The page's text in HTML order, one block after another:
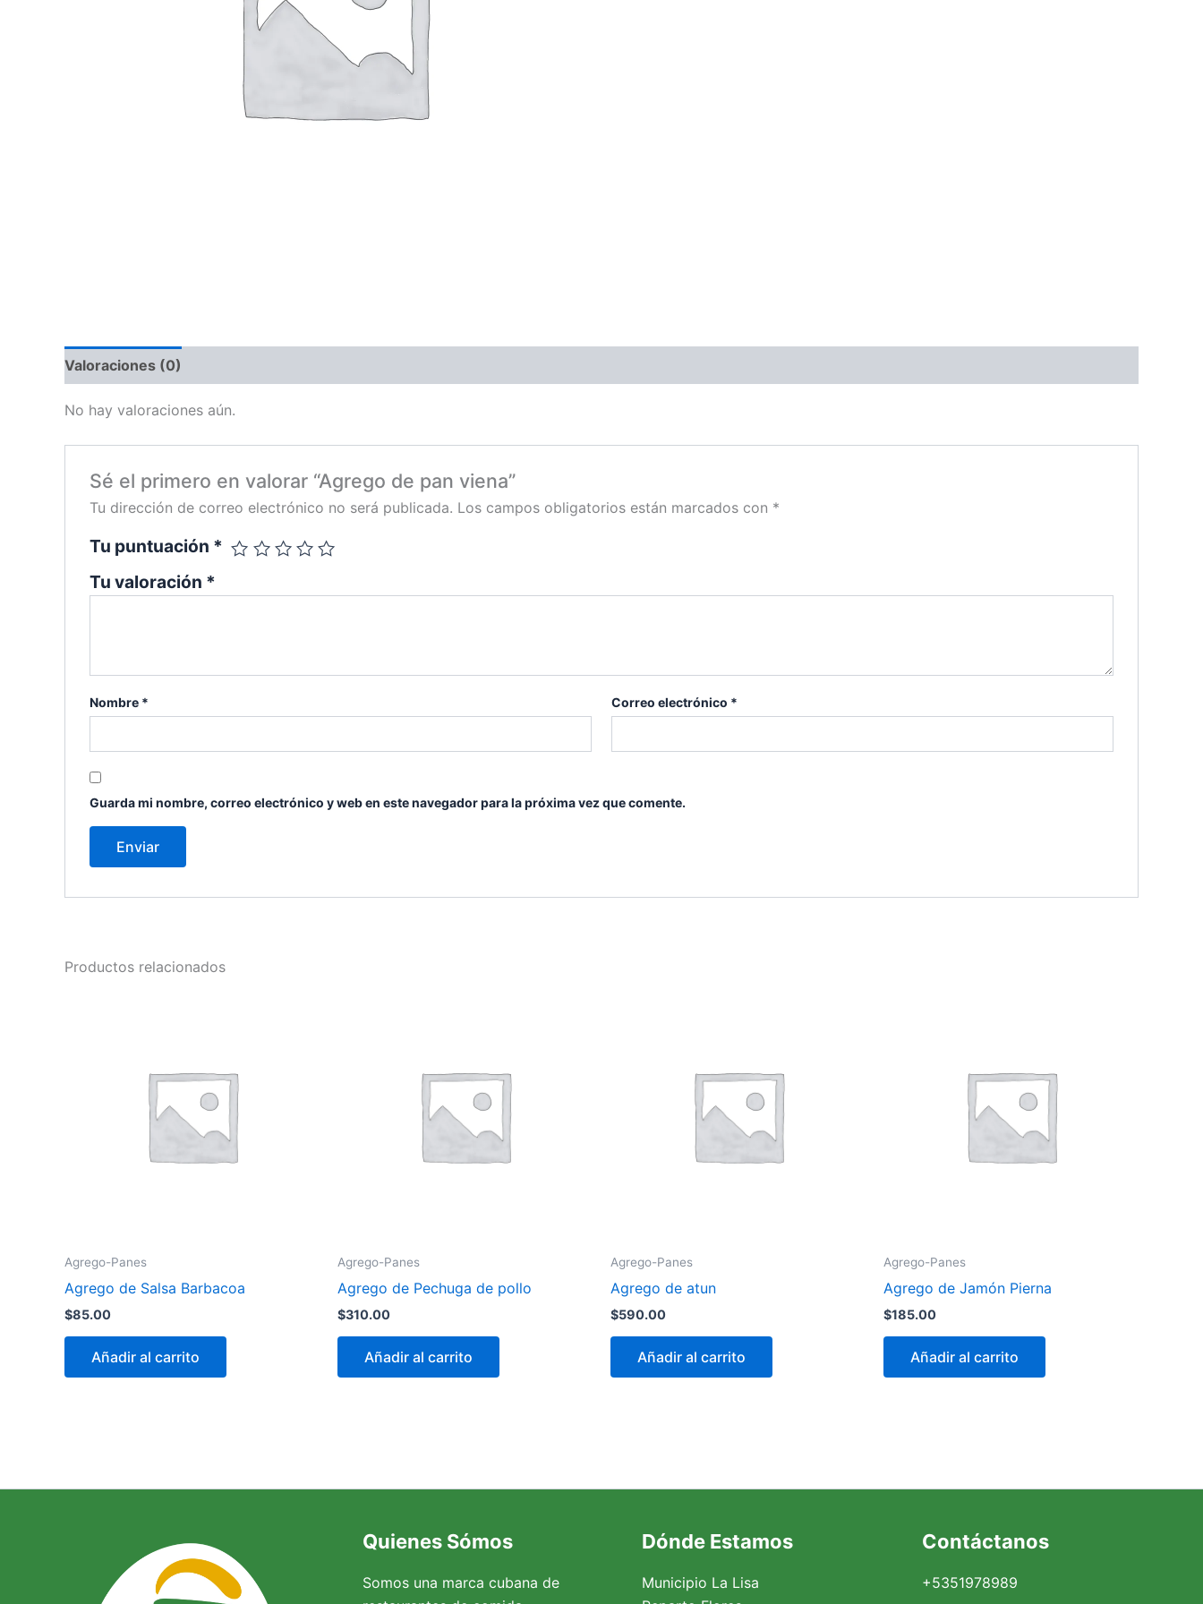
Valoraciones (0)
No hay valoraciones aún.
Sé el primero en valorar “Agrego de pan viena”
Tu dirección de correo electrónico no será publicada. Los campos obligatorios están marcados con *
Tu puntuación *
Tu valoración *
Nombre * Correo electrónico *
Guarda mi nombre, correo electrónico y web en este navegador para la próxima vez que comente.
Productos relacionados
Agrego-Panes
Agrego de Salsa Barbacoa
$85.00
Añadir al carrito
Agrego-Panes
Agrego de Pechuga de pollo
$310.00
Añadir al carrito
Agrego-Panes
Agrego de atun
$590.00
Añadir al carrito
Agrego-Panes
Agrego de Jamón Pierna
$185.00
Añadir al carrito
Quienes Sómos
Somos una marca cubana de
Dónde Estamos
Municipio La Lisa
Contáctanos
+5351978989
Facebook
Instagram
X